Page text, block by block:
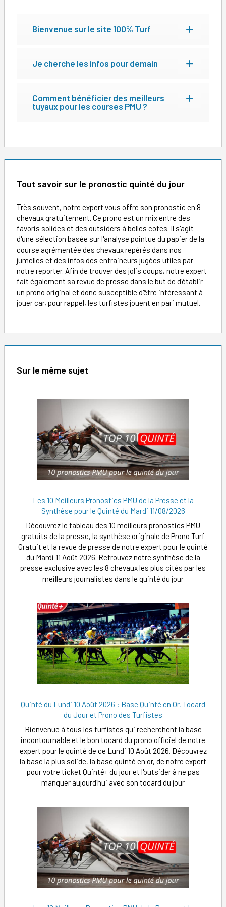
Bienvenue sur le site 100% Turf
Je cherche les infos pour demain
Comment bénéficier des meilleurs
tuyaux pour les courses PMU ?
Tout savoir sur le pronostic quinté du jour
Très souvent, notre expert vous offre son pronostic en 8
chevaux gratuitement. Ce prono est un mix entre des
favoris solides et des outsiders à belles cotes. Il s'agit
d'une sélection basée sur l'analyse pointue du papier de la
course agrémentée des chevaux repérés dans nos
jumelles et des infos des entraineurs jugées utiles par
notre reporter. Afin de trouver des jolis coups, notre expert
fait également sa revue de presse dans le but de d'établir
un prono original et donc susceptible d'être intéressant à
jouer car, pour rappel, les turfistes jouent en pari mutuel.
Sur le même sujet
Les 10 Meilleurs Pronostics PMU de la Presse et la
Synthèse pour le Quinté du Mardi 11/08/2026
Découvrez le tableau des 10 meilleurs pronostics PMU
gratuits de la presse, la synthèse originale de Prono Turf
Gratuit et la revue de presse de notre expert pour le quinté
du Mardi 11 Août 2026. Retrouvez notre synthèse de la
presse exclusive avec les 8 chevaux les plus cités par les
meilleurs journalistes dans le quinté du jour
Quinté du Lundi 10 Août 2026 : Base Quinté en Or, Tocard
du Jour et Prono des Turfistes
Bienvenue à tous les turfistes qui recherchent la base
incontournable et le bon tocard du prono officiel de notre
expert pour le quinté de ce Lundi 10 Août 2026. Découvrez
la base la plus solide, la base quinté en or, de notre expert
pour votre ticket Quinté+ du jour et l'outsider à ne pas
manquer aujourd'hui avec son tocard du jour